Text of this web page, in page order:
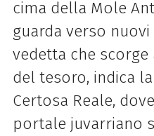
cima della Mole
guarda verso
vedetta che
del tesoro, indica
Certosa Reale,
portale juvarriano